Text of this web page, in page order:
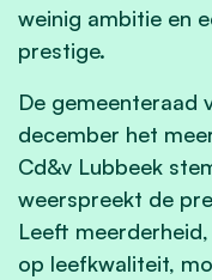
weinig ambitie en
prestige.
De gemeenteraad
december het
Cd&v Lubbeek
weerspreekt de
Leeft
op leefkwaliteit,